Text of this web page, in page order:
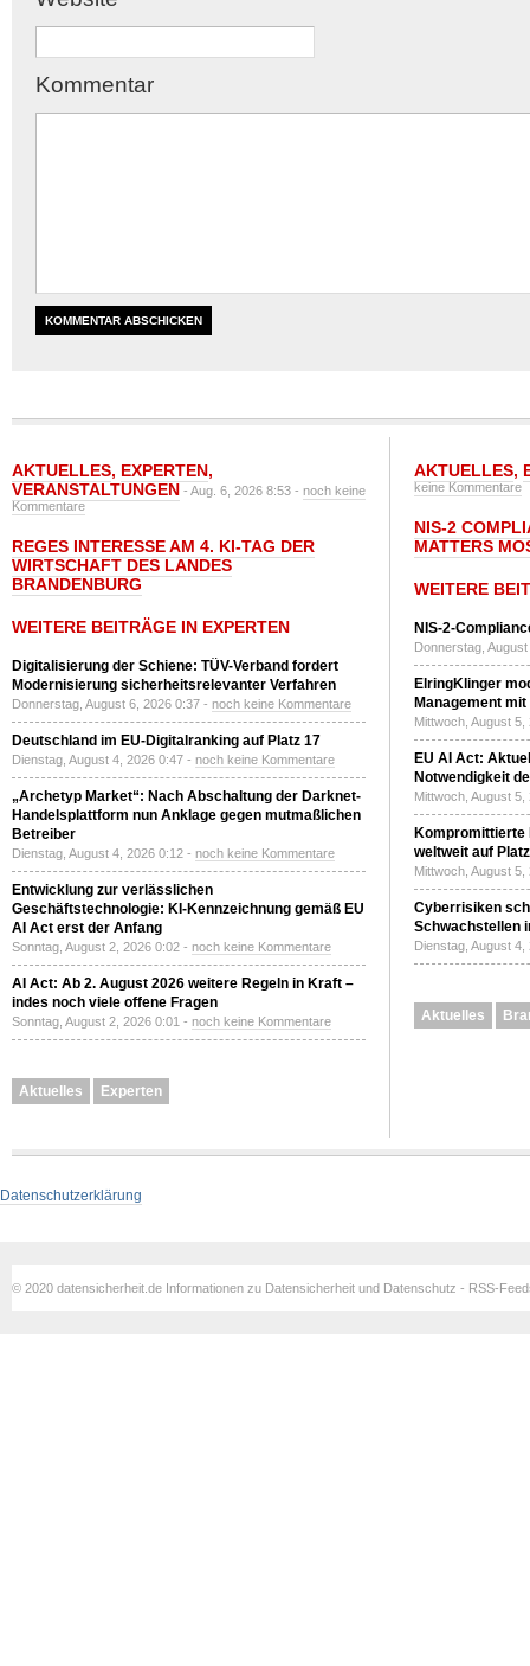
Kommentar
AKTUELLES, EXPERTEN,
VERANSTALTUNGEN - Aug. 6, 2026 8:53 - noch keine
Kommentare
REGES INTERESSE AM 4. KI-TAG DER
WIRTSCHAFT DES LANDES
BRANDENBURG
WEITERE BEITRÄGE IN EXPERTEN
Digitalisierung der Schiene: TÜV-Verband fordert
Modernisierung sicherheitsrelevanter Verfahren
Donnerstag, August 6, 2026 0:37 - noch keine Kommentare
Deutschland im EU-Digitalranking auf Platz 17
Dienstag, August 4, 2026 0:47 - noch keine Kommentare
„Archetyp Market“: Nach Abschaltung der Darknet-
Handelsplattform nun Anklage gegen mutmaßlichen
Betreiber
Dienstag, August 4, 2026 0:12 - noch keine Kommentare
Entwicklung zur verlässlichen
Geschäftstechnologie: KI-Kennzeichnung gemäß EU
AI Act erst der Anfang
Sonntag, August 2, 2026 0:02 - noch keine Kommentare
AI Act: Ab 2. August 2026 weitere Regeln in Kraft –
indes noch viele offene Fragen
Sonntag, August 2, 2026 0:01 - noch keine Kommentare
Aktuelles Experten
AKTUELLES,
keine Kommentare
NIS-2
MATTERS
WEITERE
NIS-2-
Donnerstag,
ElringKlinger
Management
Mittwoch, August
EU AI Act:
Notwendigkeit
Mittwoch, August
Kompromittierte
weltweit auf
Mittwoch, August
Cyberrisiken
Schwachstellen
Dienstag, August
Aktuelles
Datenschutzerklärung
© 2020 datensicherheit.de Informationen zu Datensicherheit und Datenschutz - RSS-